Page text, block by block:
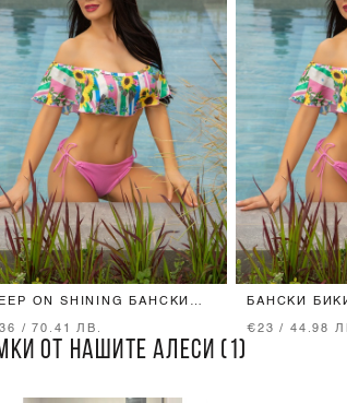
ON SHINING БАНСКИ
/ 70.41 ЛВ.
БАНСКИ
€23 / 44.98
ОТ НАШИТЕ АЛЕСИ (1)